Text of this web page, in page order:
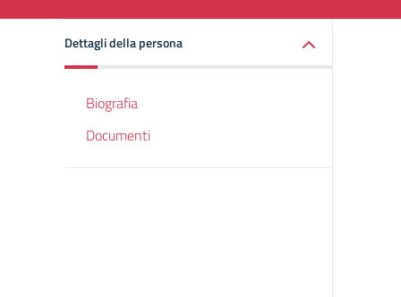
Dettagli della persona
Biografia
Documenti